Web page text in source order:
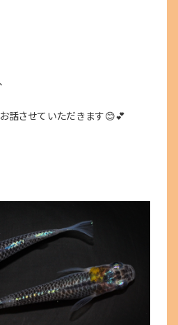
話させていただきます😊💕